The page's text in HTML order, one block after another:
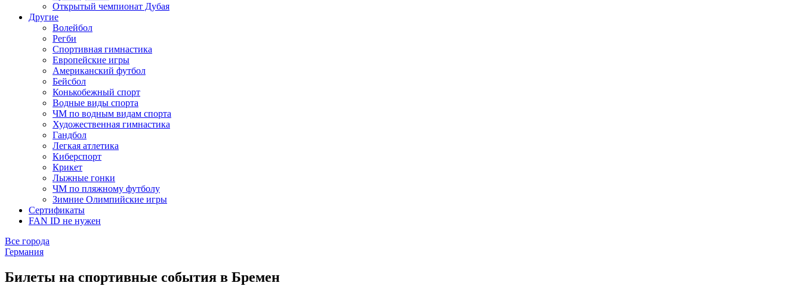
Открытый чемпионат Дубая
Другие
Волейбол
Регби
Спортивная гимнастика
Европейские игры
Американский футбол
Бейсбол
Конькобежный спорт
Водные виды спорта
ЧМ по водным видам спорта
Художественная гимнастика
Гандбол
Легкая атлетика
Киберспорт
Крикет
Лыжные гонки
ЧМ по пляжному футболу
Зимние Олимпийские игры
Сертификаты
FAN ID не нужен
Все города
Германия
Билеты на спортивные события в Бремен